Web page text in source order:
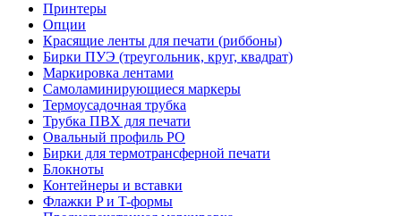
Принтеры
Опции
Красящие ленты для печати (риббоны)
Бирки ПУЭ (треугольник, круг, квадрат)
Маркировка лентами
Самоламинирующиеся маркеры
Термоусадочная трубка
Трубка ПВХ для печати
Овальный профиль PO
Бирки для термотрансферной печати
Блокноты
Контейнеры и вставки
Флажки P и T-формы